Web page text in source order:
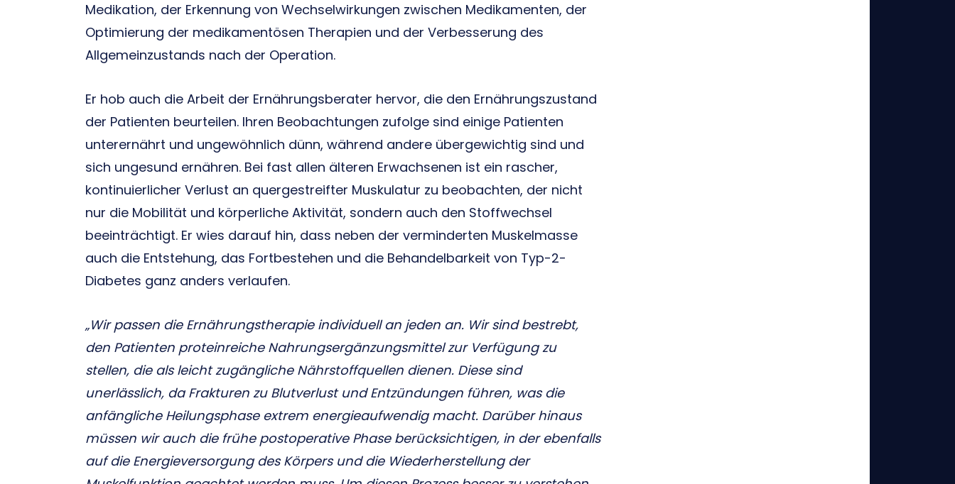
Medikation, der Erkennung von Wechselwirkungen zwischen Medikamenten, der
Optimierung der medikamentösen Therapien und der Verbesserung des
Allgemeinzustands nach der Operation.
Er hob auch die Arbeit der Ernährungsberater hervor, die den Ernährungszustand
der Patienten beurteilen. Ihren Beobachtungen zufolge sind einige Patienten
unterernährt und ungewöhnlich dünn, während andere übergewichtig sind und
sich ungesund ernähren. Bei fast allen älteren Erwachsenen ist ein rascher,
kontinuierlicher Verlust an quergestreifter Muskulatur zu beobachten, der nicht
nur die Mobilität und körperliche Aktivität, sondern auch den Stoffwechsel
beeinträchtigt. Er wies darauf hin, dass neben der verminderten Muskelmasse
auch die Entstehung, das Fortbestehen und die Behandelbarkeit von Typ-2-
Diabetes ganz anders verlaufen.
„Wir passen die Ernährungstherapie individuell an jeden an. Wir sind bestrebt,
den Patienten proteinreiche Nahrungsergänzungsmittel zur Verfügung zu
stellen, die als leicht zugängliche Nährstoffquellen dienen. Diese sind
unerlässlich, da Frakturen zu Blutverlust und Entzündungen führen, was die
anfängliche Heilungsphase extrem energieaufwendig macht. Darüber hinaus
müssen wir auch die frühe postoperative Phase berücksichtigen, in der ebenfalls
auf die Energieversorgung des Körpers und die Wiederherstellung der